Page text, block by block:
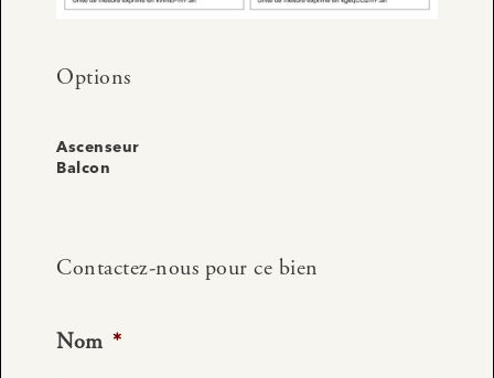
Options
Ascenseur
Balcon
Contactez-nous pour ce bien
Nom *